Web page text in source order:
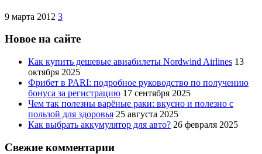
9 марта 2012 3
Новое на сайте
Как купить дешевые авиабилеты Nordwind Airlines 13
октября 2025
Фрибет в PARI: подробное руководство по получению
бонуса за регистрацию 17 сентября 2025
Чем так полезны варёные раки: вкусно и полезно с
пользой для здоровья 25 августа 2025
Как выбрать аккумулятор для авто? 26 февраля 2025
Свежие комментарии